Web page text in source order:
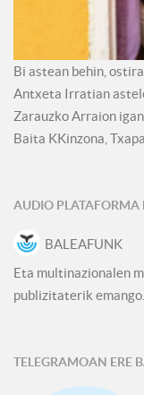
Bi astean behin,
Antxeta Irratian
Zarauzko Arraion
Baita KKinzona,
AUDIO PLATAFORMA
BALEAFUNK
Eta multinazionalen
publizitaterik emango.
TELEGRAMOAN ERE